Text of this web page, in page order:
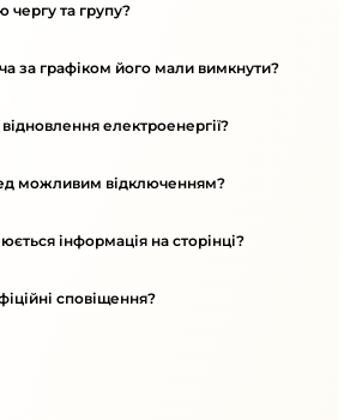
чергу та групу?
за графіком його мали вимкнути?
електроенергії?
можливим відключенням?
інформація на сторінці?
сповіщення?